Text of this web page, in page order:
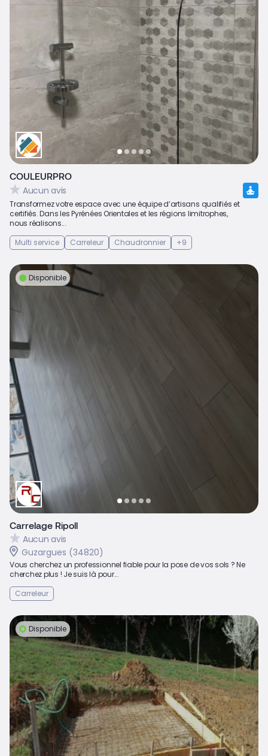
COULEURPRO
Aucun avis
Transformez votre espace avec une équipe d’artisans qualifiés et
certifiés. Dans les Pyrénées Orientales et les régions limitrophes,
nous réalisons...
Multi service
Carreleur Chaudronnier +9
Disponible
Carrelage Ripoll
Aucun avis
Guzargues (34820)
Vous cherchez un professionnel fiable pour la pose de vos sols ? Ne
cherchez plus ! Je suis là pour...
Carreleur
Disponible